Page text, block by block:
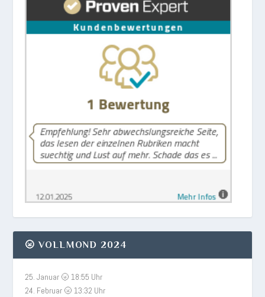
🌝 VOLLMOND 2024
25. Januar 🌝 18:55 Uhr
24. Februar 🌝 13:32 Uhr